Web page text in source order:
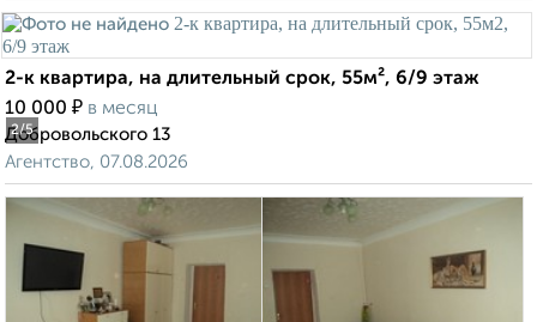
2/5
2-к квартира, на длительный срок, 55м², 6/9 этаж
10 000 ₽ в месяц
Добровольского 13
Агентство, 07.08.2026